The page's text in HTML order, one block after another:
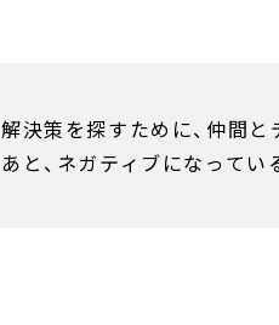
解決策を探すために、仲間と
あと、ネガティブになってい